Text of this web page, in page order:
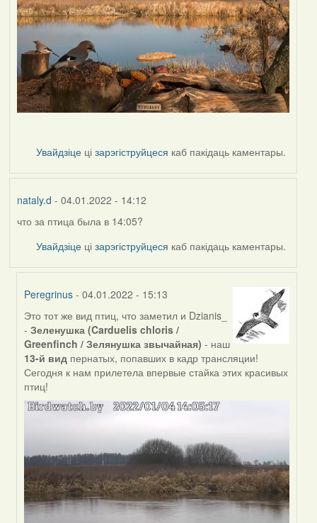
Увайдзіце цізарэгіструйцеся каб пакідаць каментары.
nataly.d - 04.01.2022 - 14:12
что за птица была в 14:05?
Увайдзіце цізарэгіструйцеся каб пакідаць каментары.
Peregrinus - 04.01.2022 - 15:13
In
reply
to
by
nataly.d
Это тот же вид птиц, что заметил и Dzianis_
-Зеленушка (Carduelis chloris /
Greenfinch / Зелянушка звычайная)- наш
13-й вид пернатых, попавших в кадр трансляции!
Сегодня к нам прилетела впервые стайка этих красивых
птиц!